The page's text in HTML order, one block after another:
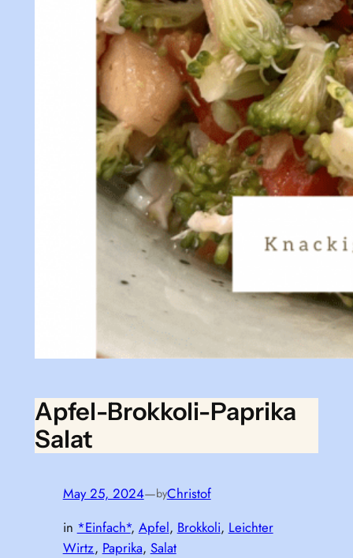
Apfel-Brokkoli-Paprika
Salat
May 25, 2024—byChristof
in *Einfach*, Apfel, Brokkoli, Leichter
Wirtz, Paprika, Salat